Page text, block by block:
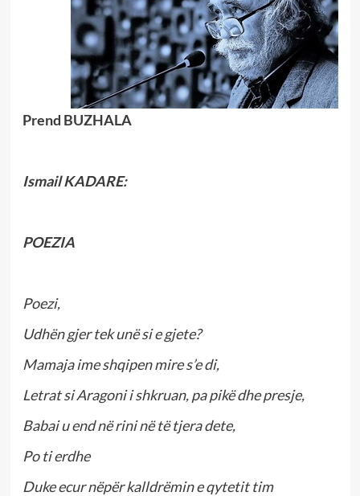
Prend BUZHALA
Ismail KADARE:
POEZIA
Poezi,
Udhën gjer tek unë si e gjete?
Mamaja ime shqipen mire s’e di,
Letrat si Aragoni i shkruan, pa pikë dhe presje,
Babai u end në rini në të tjera dete,
Po ti erdhe
Duke ecur nëpër kalldrëmin e qytetit tim